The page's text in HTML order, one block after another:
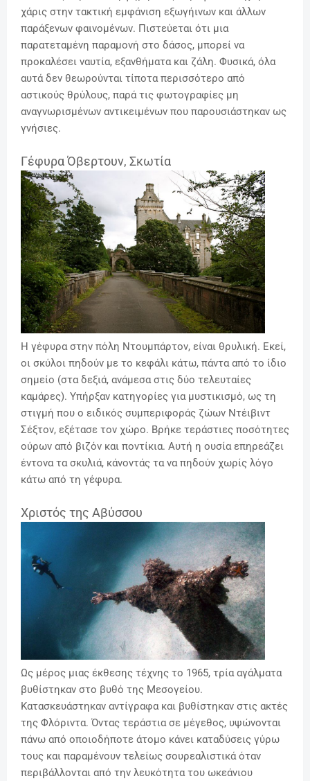
χάρις στην τακτική εμφάνιση εξωγήινων και άλλων
παράξενων φαινομένων. Πιστεύεται ότι μια
παρατεταμένη παραμονή στο δάσος, μπορεί να
προκαλέσει ναυτία, εξανθήματα και ζάλη. Φυσικά, όλα
αυτά δεν θεωρούνται τίποτα περισσότερο από
αστικούς θρύλους, παρά τις φωτογραφίες μη
αναγνωρισμένων αντικειμένων που παρουσιάστηκαν ως
γνήσιες.
Γέφυρα Όβερτουν, Σκωτία
Η γέφυρα στην πόλη Ντουμπάρτον, είναι θρυλική. Εκεί,
οι σκύλοι πηδούν με το κεφάλι κάτω, πάντα από το ίδιο
σημείο (στα δεξιά, ανάμεσα στις δύο τελευταίες
καμάρες). Υπήρξαν κατηγορίες για μυστικισμό, ως τη
στιγμή που ο ειδικός συμπεριφοράς ζώων Ντέιβιντ
Σέξτον, εξέτασε τον χώρο. Βρήκε τεράστιες ποσότητες
ούρων από βιζόν και ποντίκια. Αυτή η ουσία επηρεάζει
έντονα τα σκυλιά, κάνοντάς τα να πηδούν χωρίς λόγο
κάτω από τη γέφυρα.
Χριστός της Αβύσσου
Ως μέρος μιας έκθεσης τέχνης το 1965, τρία αγάλματα
βυθίστηκαν στο βυθό της Μεσογείου.
Κατασκευάστηκαν αντίγραφα και βυθίστηκαν στις ακτές
της Φλόριντα. Όντας τεράστια σε μέγεθος, υψώνονται
πάνω από οποιοδήποτε άτομο κάνει καταδύσεις γύρω
τους και παραμένουν τελείως σουρεαλιστικά όταν
περιβάλλονται από την λευκότητα του ωκεάνιου